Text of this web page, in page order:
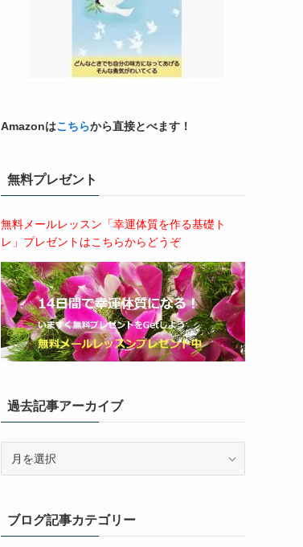
Amazonはこちらから直接とべます！
無料プレゼント
無料メールレッスン「幸運体質を作る基礎ト
レ」プレゼントはこちらからどうぞ
過去記事アーカイブ
ア
ー
ブログ記事カテゴリー